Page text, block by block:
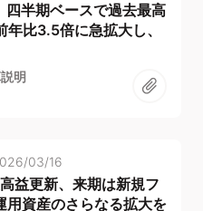
半期ベースで過去最高
比3.5倍に急拡大し、
明
03/16
益更新、来期は新規フ
用資産のさらなる拡大を